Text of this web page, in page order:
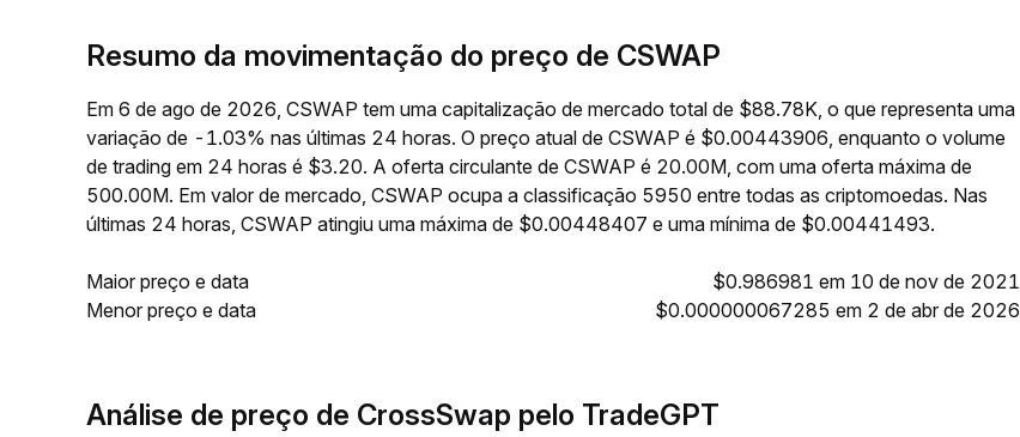
Resumo da movimentação do preço de CSWAP
Em 6 de ago de 2026, CSWAP tem uma capitalização de mercado total de $88.78K, o que representa uma
variação de -1.03% nas últimas 24 horas. O preço atual de CSWAP é $0.00443906, enquanto o volume
de trading em 24 horas é $3.20. A oferta circulante de CSWAP é 20.00M, com uma oferta máxima de
500.00M. Em valor de mercado, CSWAP ocupa a classificação 5950 entre todas as criptomoedas. Nas
últimas 24 horas, CSWAP atingiu uma máxima de $0.00448407 e uma mínima de $0.00441493.
Maior preço e data
$0.986981 em 10 de nov de 2021
Menor preço e data
$0.000000067285 em 2 de abr de 2026
Análise de preço de CrossSwap pelo TradeGPT